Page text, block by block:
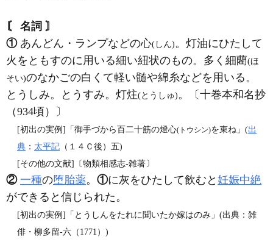
〘 名詞 〙
①あんどん・ランプなどの心(しん)。灯油にひたして
火をともすのに用いる細い紐状のもの。多く細藺(ほ
そい)のなかごの白くて軽い髄や綿糸などを用いる。
とうしみ。とうすみ。灯炷(とうしゅ)。〔十巻本和名抄
（934頃）〕
[初出の実例]「御手づから百二十筋の燈心(トウシン)を束ね」(出
典 ： 太平記 （１４Ｃ後）五)
[その他の文献]〔物類相感志‐雑著〕
② 一種の堕胎薬。 ①に灰をひたして飲むと 妊娠中絶
ができると信じられた。
[初出の実例]「とうしんをたれに聞いたか嫁はのみ」(出典：雑
俳・柳多留‐六（1771）)